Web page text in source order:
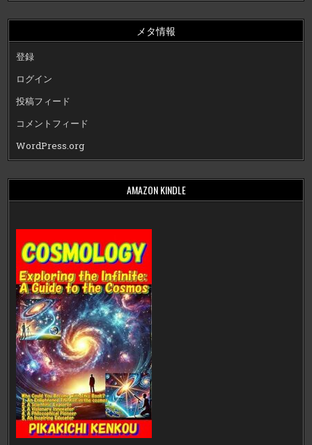
メタ情報
登録
ログイン
投稿フィード
コメントフィード
WordPress.org
AMAZON KINDLE